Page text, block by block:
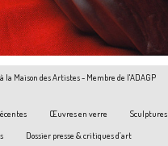
Maison des Artistes - Membre de l'ADAGP
Œuvres en verre Sculptures
Dossier presse & critiques d’art